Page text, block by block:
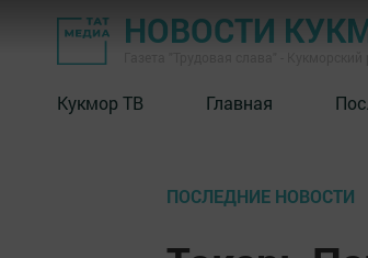
НОВОСТИ
Кукмор ТВ Главная
ПОСЛЕДНИЕ НОВОСТИ